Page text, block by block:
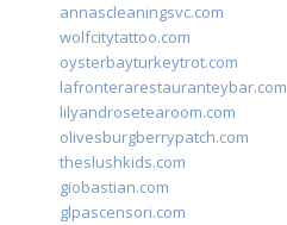
annascleaningsvc.com
wolfcitytattoo.com
oysterbayturkeytrot.com
lafronterarestauranteybar.com
lilyandrosetearoom.com
olivesburgberrypatch.com
theslushkids.com
giobastian.com
glpascensori.com